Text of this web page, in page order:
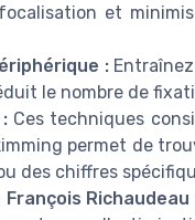
et
:
le nombre de
Ces techniques
permet de
des chiffres
Richaudeau